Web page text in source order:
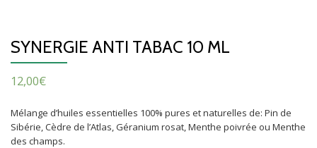
SYNERGIE ANTI TABAC 10 ML
12,00€
Mélange d’huiles essentielles 100% pures et naturelles de: Pin de
Sibérie, Cèdre de l’Atlas, Géranium rosat, Menthe poivrée ou Menthe
des champs.